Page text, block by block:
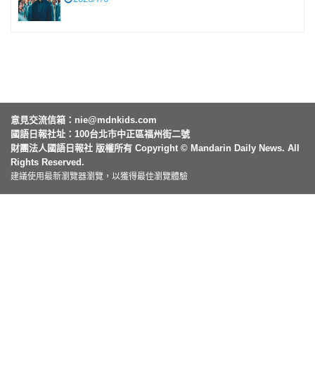
意見交流信箱： nie@mdnkids.com
國語日報社址：100台北市中正區福州街二號
財團法人國語日報社 版權所有 Copyright © Mandarin Daily News. All
Rights Reserved.
建議使用最新瀏覽器瀏覽，以獲得最佳瀏覽體驗